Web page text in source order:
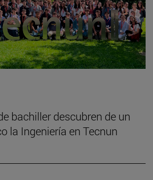
bachiller descubren de un
la Ingeniería en Tecnun